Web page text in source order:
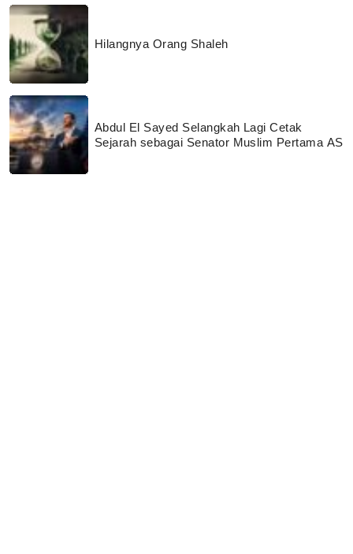
Hilangnya Orang Shaleh
Abdul El Sayed Selangkah Lagi Cetak
Sejarah sebagai Senator Muslim Pertama AS